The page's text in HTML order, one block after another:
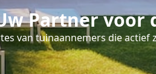
Partner voor
van tuinaannemers die actief